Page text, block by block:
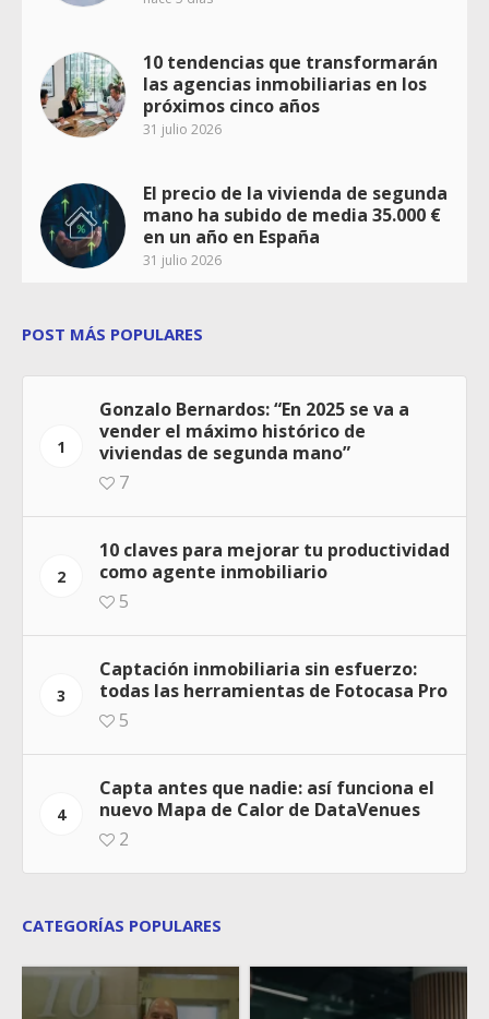
10 tendencias que transformarán
las agencias inmobiliarias en los
próximos cinco años
31 julio 2026
El precio de la vivienda de segunda
mano ha subido de media 35.000 €
en un año en España
31 julio 2026
POST MÁS POPULARES
1
Gonzalo Bernardos: “En 2025 se va a
vender el máximo histórico de
viviendas de segunda mano”
7
2
10 claves para mejorar tu productividad
como agente inmobiliario
5
3
Captación inmobiliaria sin esfuerzo:
todas las herramientas de Fotocasa Pro
5
4
Capta antes que nadie: así funciona el
nuevo Mapa de Calor de DataVenues
2
CATEGORÍAS POPULARES